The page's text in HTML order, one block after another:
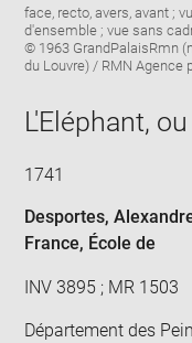
Image
caption:
face, recto, avers, avant ;
d'ensemble ; vue sans
© 1963 GrandPalaisRmn
du Louvre) / RMN Agence
L'Eléphant,
1741
Desportes,
France, École de
INV 3895 ; MR 1503
Département des